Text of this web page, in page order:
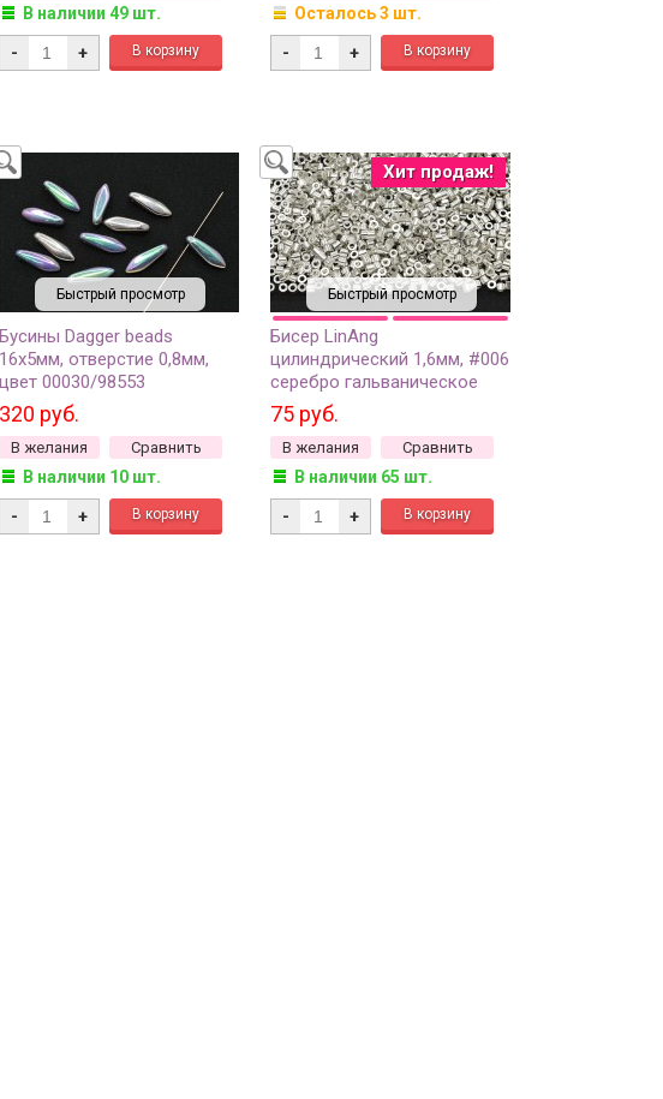
В наличии 49 шт.
- +
Осталось 3 шт.
- +
Быстрый просмотр
Бусины Dagger beads
16х5мм, отверстие 0,8мм,
цвет 00030/98553
серебряный, радужный/
прозрачный, 736-142, 10шт
320 руб.
В желания Сравнить
В наличии 10 шт.
- +
Быстрый просмотр
Хит продаж!
Бисер LinAng
цилиндрический 1,6мм, #006
серебро гальваническое
покрытие, 5 грамм
75 руб.
В желания Сравнить
В наличии 65 шт.
- +